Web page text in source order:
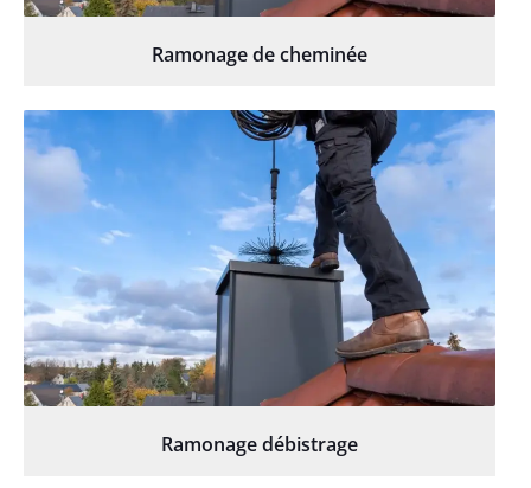
Ramonage de cheminée
Ramonage débistrage